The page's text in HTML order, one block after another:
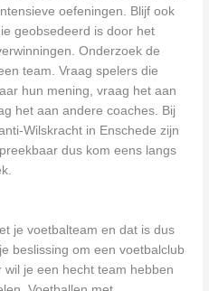
oefeningen. Blijf ook
geobsedeerd is door het
Onderzoek de
team. Vraag spelers die
hun mening, vraag het aan
het aan andere coaches. Bij
Wilskracht in Enschede zijn
dus kom eens langs
je voetbalteam en dat is dus
beslissing om een voetbalclub
je een hecht team hebben